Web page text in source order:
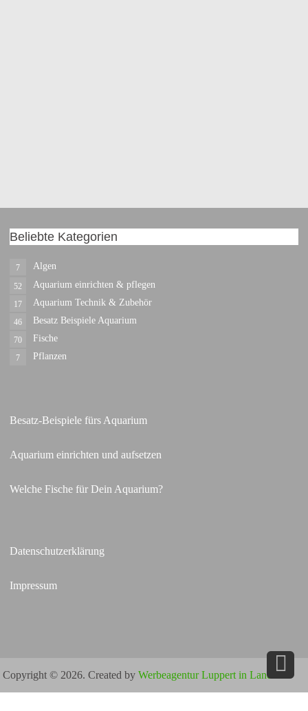
Beliebte Kategorien
Algen
7
Aquarium einrichten & pflegen
52
Aquarium Technik & Zubehör
17
Besatz Beispiele Aquarium
46
Fische
70
Pflanzen
7
Besatz-Beispiele fürs Aquarium
Aquarium einrichten und aufsetzen
Welche Fische für Dein Aquarium?
Datenschutzerklärung
Impressum
Copyright © 2026. Created by Werbeagentur Luppert in Landau.